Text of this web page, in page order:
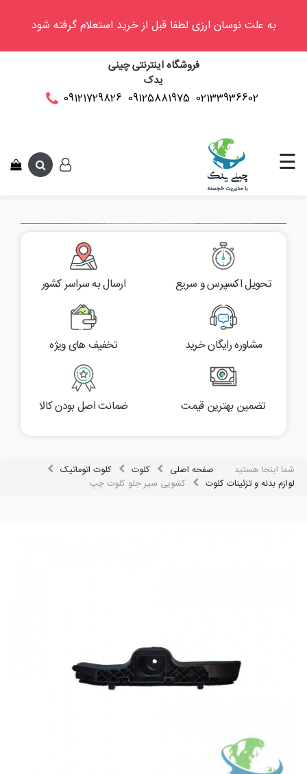
به علت نوسان ارزی لطفا قبل از خرید استعلام گرفته شود
فروشگاه اینترنتی چینی
یدک
02133936602
09125881975
09121729826
وینگل
سی
کاپرا
☰
تحویل اکسپرس و سریع ارسال به سراسر کشور
مشاوره رایگان خرید تخفیف های ویژه
تضمین بهترین قیمت ضمانت اصل بودن کالا
شما اینجا هستید صفحه اصلی کلوت
کلوت اتوماتیک
لوازم بدنه و تزئینات کلوت
کشویی سپر جلو کلوت چپ